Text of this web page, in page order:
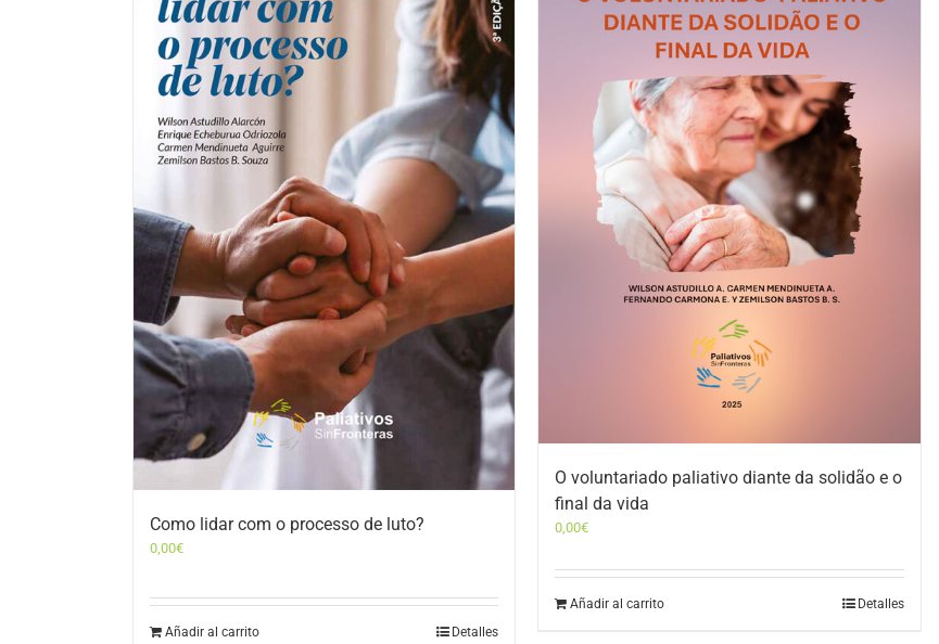
Como lidar com o processo de luto?
0,00€
Añadir al carrito Detalles
O voluntariado paliativo diante da solidão e o
final da vida
0,00€
Añadir al carrito Detalles